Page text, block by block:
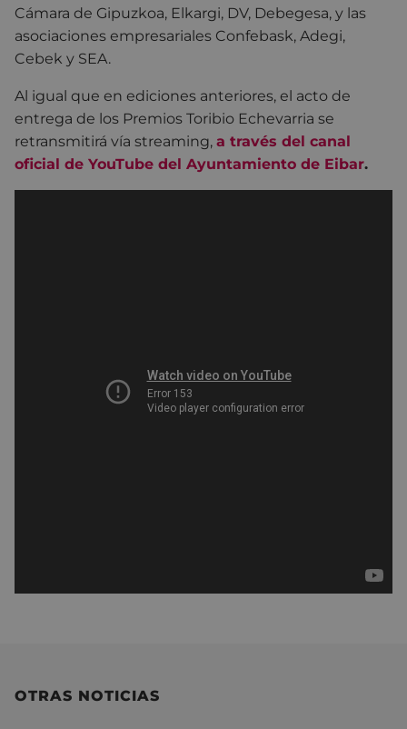
Cámara de Gipuzkoa, Elkargi, DV, Debegesa, y las
asociaciones empresariales Confebask, Adegi,
Cebek y SEA.
Al igual que en ediciones anteriores, el acto de
entrega de los Premios Toribio Echevarria se
retransmitirá vía streaming, a través del canal
oficial de YouTube del Ayuntamiento de Eibar.
OTRAS NOTICIAS